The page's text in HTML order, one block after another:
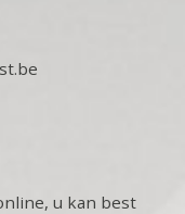
u kan best